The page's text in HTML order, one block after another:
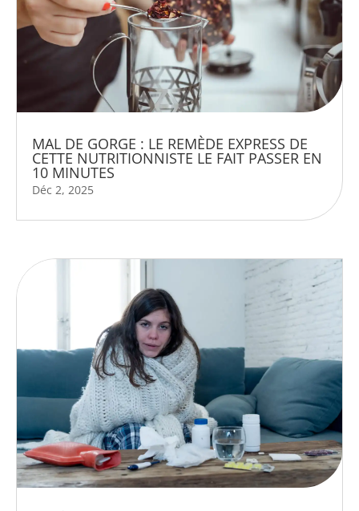
MAL DE GORGE : LE REMÈDE EXPRESS DE
CETTE NUTRITIONNISTE LE FAIT PASSER EN
10 MINUTES
Déc 2, 2025